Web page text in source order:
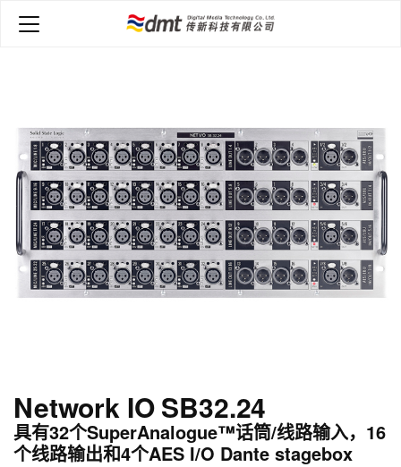
Network IO SB32.24
具有32个SuperAnalogue™话筒/线路输入，16
个线路输出和4个AES I/O Dante stagebox